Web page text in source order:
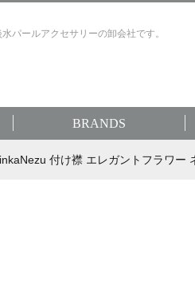
パールアクセサリーの卸会社です。
BRANDS
付け襟 エレガントフラワー